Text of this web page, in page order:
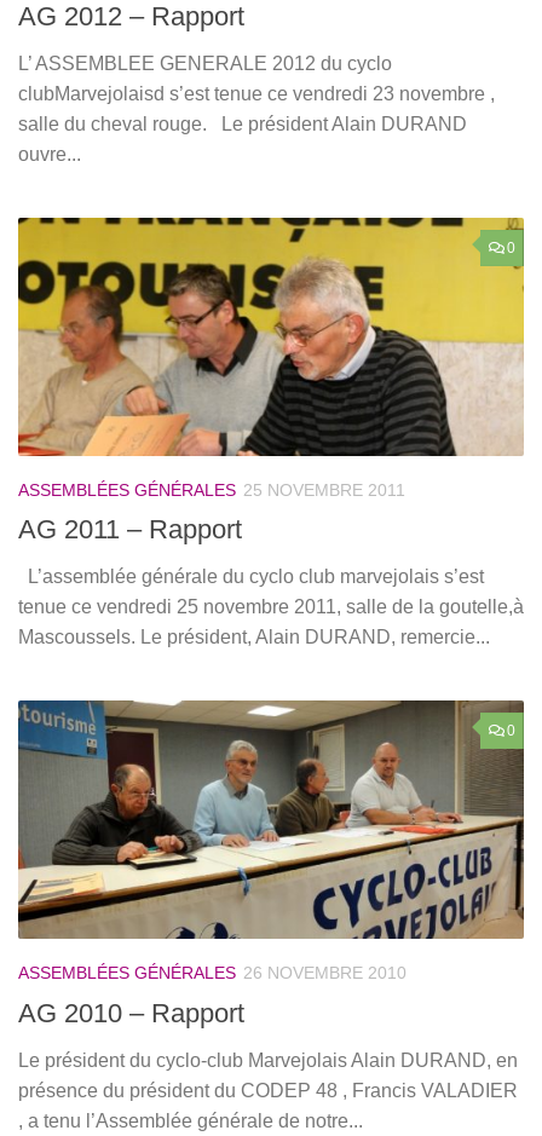
AG 2012 – Rapport
L’ ASSEMBLEE GENERALE 2012 du cyclo
clubMarvejolaisd s’est tenue ce vendredi 23 novembre ,
salle du cheval rouge. Le président Alain DURAND
ouvre...
0
ASSEMBLÉES GÉNÉRALES 25 NOVEMBRE 2011
AG 2011 – Rapport
L’assemblée générale du cyclo club marvejolais s’est
tenue ce vendredi 25 novembre 2011, salle de la goutelle,à
Mascoussels. Le président, Alain DURAND, remercie...
0
ASSEMBLÉES GÉNÉRALES 26 NOVEMBRE 2010
AG 2010 – Rapport
Le président du cyclo-club Marvejolais Alain DURAND, en
présence du président du CODEP 48 , Francis VALADIER
, a tenu l’Assemblée générale de notre...